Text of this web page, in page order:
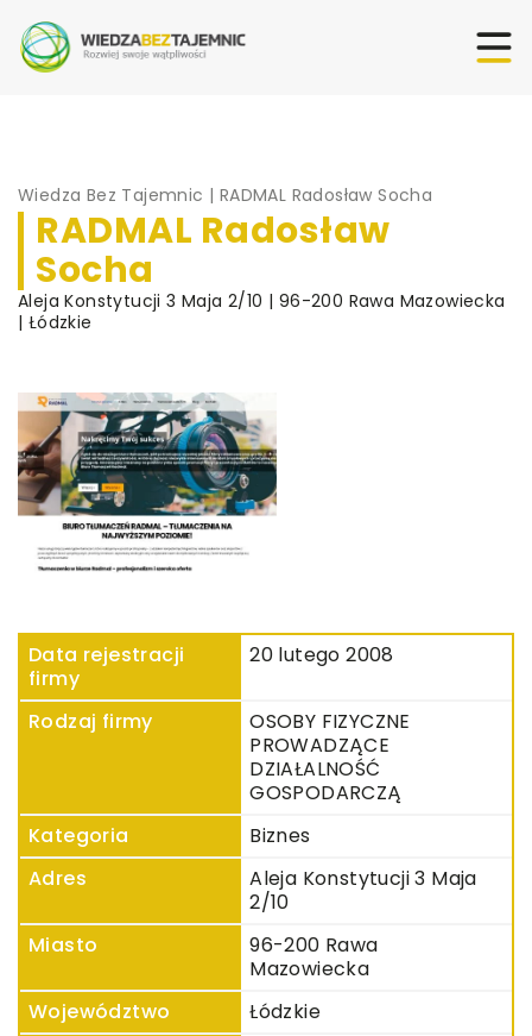
Wiedza Bez Tajemnic | RADMAL Radosław Socha
RADMAL Radosław
Socha
Aleja Konstytucji 3 Maja 2/10 | 96-200 Rawa Mazowiecka
| Łódzkie
Data rejestracji
firmy
20 lutego 2008
Rodzaj firmy
OSOBY FIZYCZNE
PROWADZĄCE
DZIAŁALNOŚĆ
GOSPODARCZĄ
Kategoria
Biznes
Adres
Aleja Konstytucji 3 Maja
2/10
Miasto
96-200 Rawa
Mazowiecka
Województwo
Łódzkie